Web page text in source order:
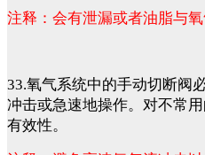
注释：会有泄漏或者油脂与氧
33.氧气系统中的手动切断阀
冲击或急速地操作。对不常
有效性。